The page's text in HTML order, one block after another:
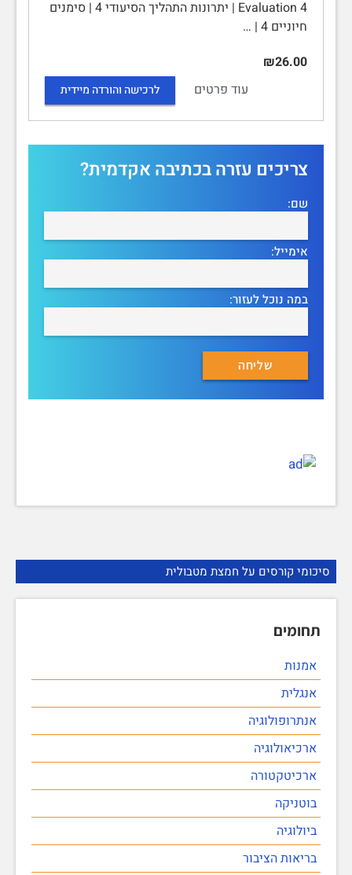
סיכומי קורסים על חמצת מטבולית
תחומים
אמנות
אנגלית
אנתרופולוגיה
ארכיאולוגיה
ארכיטקטורה
בוטניקה
ביולוגיה
בריאות הציבור
Evaluation 4 | יתרונות התהליך הסיעודי 4 | סימנים
חיוניים 4 | …
₪26.00
עוד פרטים
לרכישה והורדה מיידית
צריכים עזרה בכתיבה אקדמית?
שם:
אימייל:
במה נוכל לעזור: